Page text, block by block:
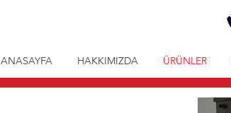
ANASAYFA HAKKIMIZDA ÜRÜNLER